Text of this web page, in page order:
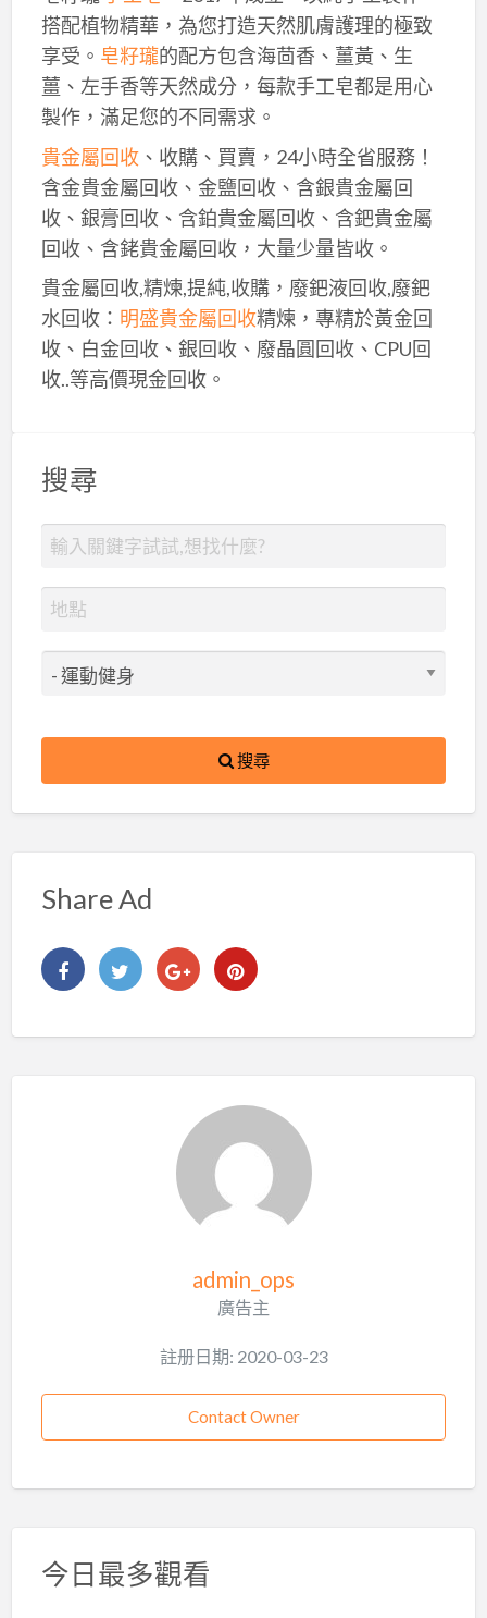
搭配植物精華，為您打造天然肌膚護理的極致
享受。 皂籽瓏的配方包含海茴香、薑黃、生
薑、左手香等天然成分，每款手工皂都是用心
製作，滿足您的不同需求。
貴金屬回收、收購、買賣，24小時全省服務！
含金貴金屬回收、金鹽回收、含銀貴金屬回
收、銀膏回收、含鉑貴金屬回收、含鈀貴金屬
回收、含銠貴金屬回收，大量少量皆收。
貴金屬回收,精煉,提純,收購，廢鈀液回收,廢鈀
水回收： 明盛貴金屬回收精煉，專精於黃金回
收、白金回收、銀回收、廢晶圓回收、CPU回
收..等高價現金回收。
搜尋
搜尋
Share Ad
admin_ops
廣告主
註册日期: 2020-03-23
Contact Owner
今日最多觀看